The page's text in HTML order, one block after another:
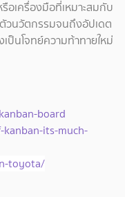
รือเครื่องมือที่เหมาะสมกับ
วนวัตกรรมจนถึงอัปเดต
ป็นโจทย์ความท้าทายใหม่
board
its-much-
toyota/